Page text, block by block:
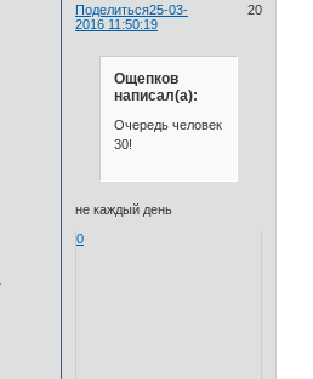
Поделиться 20
25-03-
2016 11:50:19
Ощепков
написал(а):
Очередь человек
30!
не каждый день
0